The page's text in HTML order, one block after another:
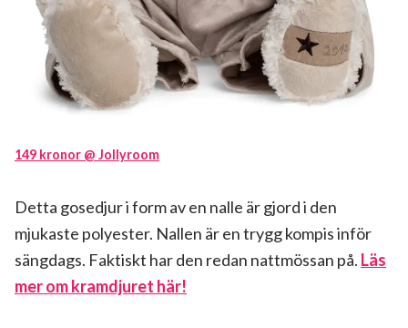
149 kronor @ Jollyroom
Detta gosedjur i form av en nalle är gjord i den
mjukaste polyester. Nallen är en trygg kompis inför
sängdags. Faktiskt har den redan nattmössan på. Läs
mer om kramdjuret här!